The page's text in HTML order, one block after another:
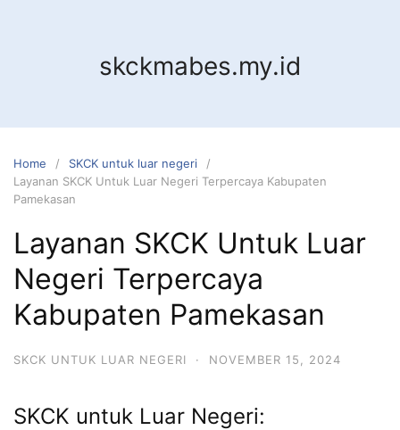
skckmabes.my.id
Home
SKCK untuk luar negeri
Layanan SKCK Untuk Luar Negeri Terpercaya Kabupaten
Pamekasan
Layanan SKCK Untuk Luar
Negeri Terpercaya
Kabupaten Pamekasan
SKCK UNTUK LUAR NEGERI · NOVEMBER 15, 2024
SKCK untuk Luar Negeri: